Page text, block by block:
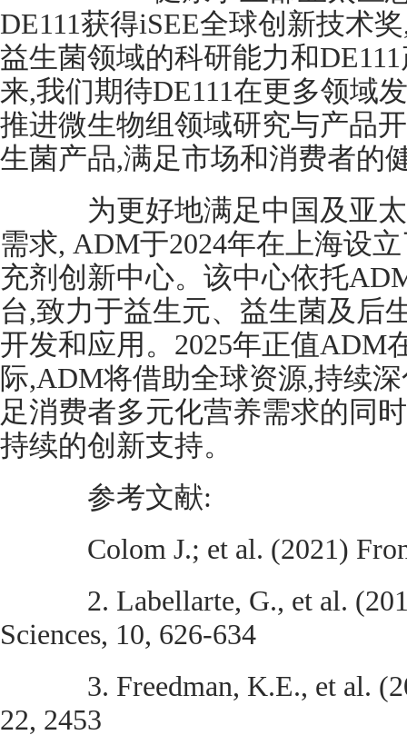
DE111获得iSEE全球创新技术
益生菌领域的科研能力和
来,我们期待DE111在更多领域
推进微生物组领域研究与产品
生菌产品,满足市场和消费者的
为更好地满足中国及亚太
需求, ADM于2024年在上海设
充剂创新中心。该中心依托
台,致力于益生元、益生菌及后
开发和应用。2025年正值ADM
际,ADM将借助全球资源,持续
足消费者多元化营养需求的同
持续的创新支持。
参考文献:
Colom J.; et al. (2021)
2. Labellarte, G., et al.
Sciences, 10, 626-634
3. Freedman, K.E., et al.
22, 2453